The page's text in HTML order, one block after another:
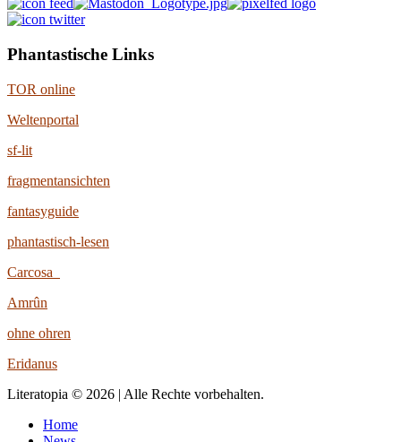
Phantastische Links
TOR online
Weltenportal
sf-lit
fragmentansichten
fantasyguide
phantastisch-lesen
Carcosa
Amrûn
ohne ohren
Eridanus
Literatopia © 2026 | Alle Rechte vorbehalten.
Home